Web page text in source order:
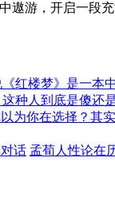
遨游，开启一段
红楼梦》是一本
种人到底是傻还
为你在选择？其
话 孟荀人性论在